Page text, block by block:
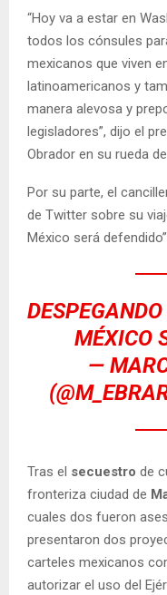
“Hoy va a estar en
todos los cónsules
mexicanos que viven
latinoamericanos y
manera alevosa y
legisladores”, dijo el
Obrador en su rueda
Por su parte, el
de Twitter sobre su
México será
MÉXICO
—
Tras el secuestro de
fronteriza ciudad de
cuales dos fueron
presentaron dos
carteles mexicanos
autorizar el uso del